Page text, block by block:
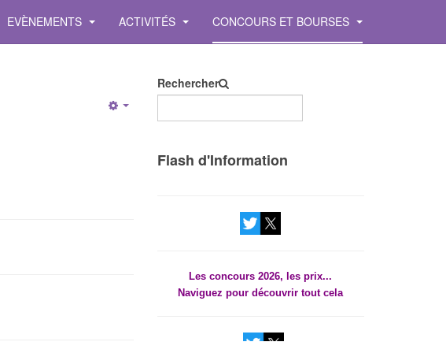
EVÈNEMENTS ACTIVITÉS CONCOURS ET BOURSES
Rechercher
Flash d'Information
Naviguez pour découvrir tout cela
Naviguez pour découvrir tout cela